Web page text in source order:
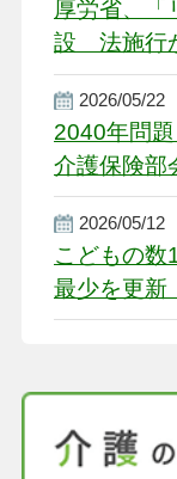
厚労省、「
設 法施行
2026/05/22
2040年問
介護保険部
盤整備を促
2026/05/12
こどもの数
最少を更